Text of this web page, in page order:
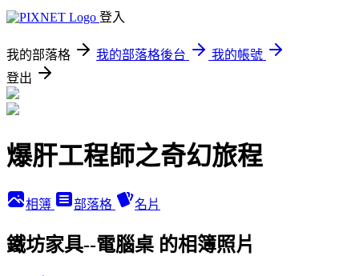
登入
我的部落格 我的部落格後台
我的帳號
登出
爆肝工程師之奇幻旅程
相簿 部落格 名片
鐵坊家具--電腦桌 的相簿照片